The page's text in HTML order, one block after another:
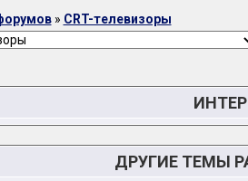
» CRT-телевизоры
ДРУГИЕ ТЕМЫ